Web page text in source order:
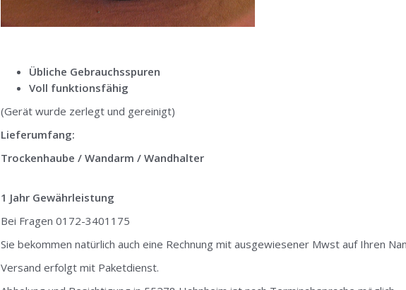
Übliche Gebrauchsspuren
Voll funktionsfähig
(Gerät wurde zerlegt und gereinigt)
Lieferumfang:
Trockenhaube / Wandarm / Wandhalter
1 Jahr Gewährleistung
Bei Fragen 0172-3401175
Sie bekommen natürlich auch eine Rechnung mit ausgewiesener Mwst auf Ihren
Versand erfolgt mit Paketdienst.